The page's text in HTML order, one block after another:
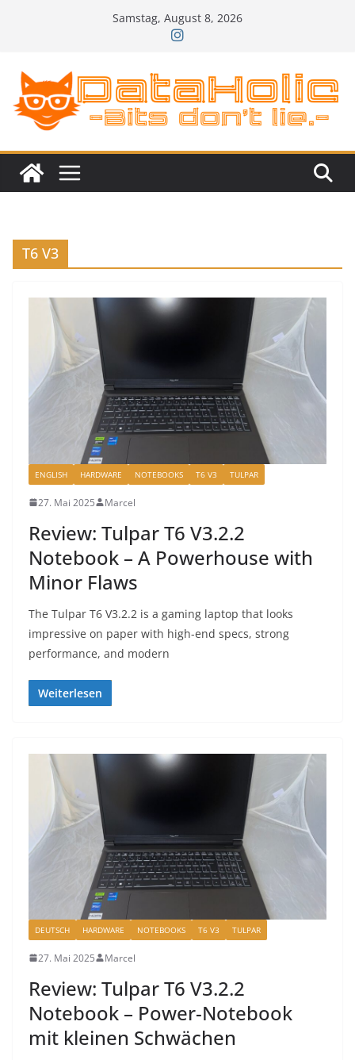
Samstag, August 8, 2026
T6 V3
ENGLISH HARDWARE NOTEBOOKS T6 V3 TULPAR
27. Mai 2025 Marcel
Review: Tulpar T6 V3.2.2
Notebook – A Powerhouse with
Minor Flaws
The Tulpar T6 V3.2.2 is a gaming laptop that looks
impressive on paper with high-end specs, strong
performance, and modern
Weiterlesen
DEUTSCH HARDWARE NOTEBOOKS T6 V3 TULPAR
27. Mai 2025 Marcel
Review: Tulpar T6 V3.2.2
Notebook – Power-Notebook
mit kleinen Schwächen